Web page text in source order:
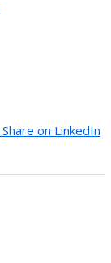
Share on LinkedIn